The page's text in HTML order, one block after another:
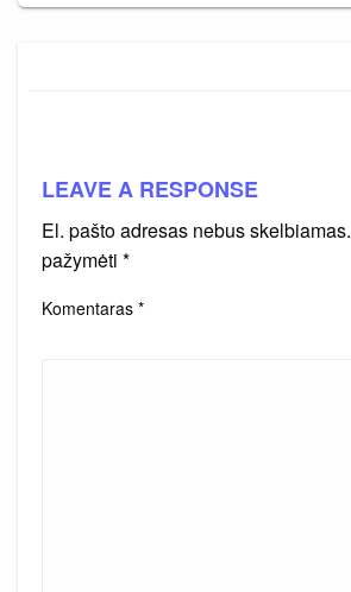
LEAVE A RESPONSE
El. pašto adresas nebus skelbiamas.
pažymėti *
Komentaras *